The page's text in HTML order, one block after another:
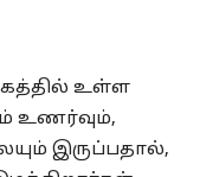
உள்ள
உணர்வும்,
இருப்பதால்,